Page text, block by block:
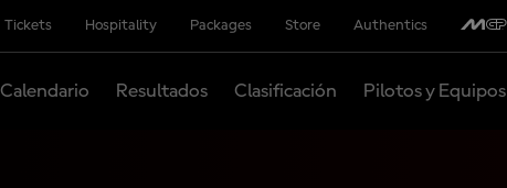
Tickets Hospitality Packages Store Authentics
Calendario Resultados Clasificación Pilotos y Equipos